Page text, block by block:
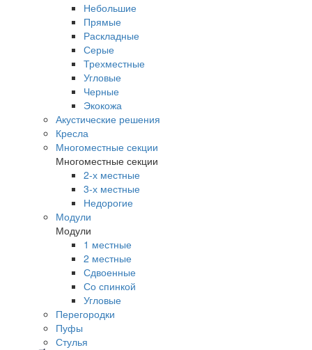
Небольшие
Прямые
Раскладные
Серые
Трехместные
Угловые
Черные
Экокожа
Акустические решения
Кресла
Многоместные секции
Многоместные секции
2-х местные
3-х местные
Недорогие
Модули
Модули
1 местные
2 местные
Сдвоенные
Со спинкой
Угловые
Перегородки
Пуфы
Стулья